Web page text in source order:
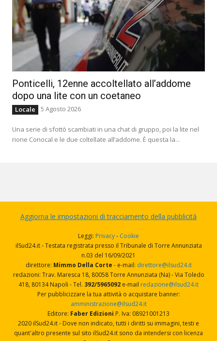
Ponticelli, 12enne accoltellato all’addome
dopo una lite con un coetaneo
Locale 5 Agosto 2026
Una serie di sfottò scambiati in una chat di gruppo, poi la lite nel
rione Conocal e le due coltellate all’addome. È questa la...
Aggiorna le impostazioni di tracciamento della pubblicità
Leggi: Privacy- Cookie
ilSud24.it - Testata registrata presso il Tribunale di Torre Annunziata
n.03 del 16/09/2021
direttore: Mimmo Della Corte - e-mail: direttore@ilsud24.it
redazioni: Trav. Maresca 18, 80058 Torre Annunziata (Na) - Via Toledo
418, 80134 Napoli - Tel. 392/5965092 e-mail redazione@ilsud24.it
Per pubblicizzare la tua attività o acquistare banner:
amministrazione@ilsud24.it
Editore: Faber Edizioni P. Iva: 08921001213
2020 ilSud24.it - Dove non indicato, tutti i diritti su immagini, testi e
quant'altro presente sul sito ilSud24.it sono da intendersi con licenza